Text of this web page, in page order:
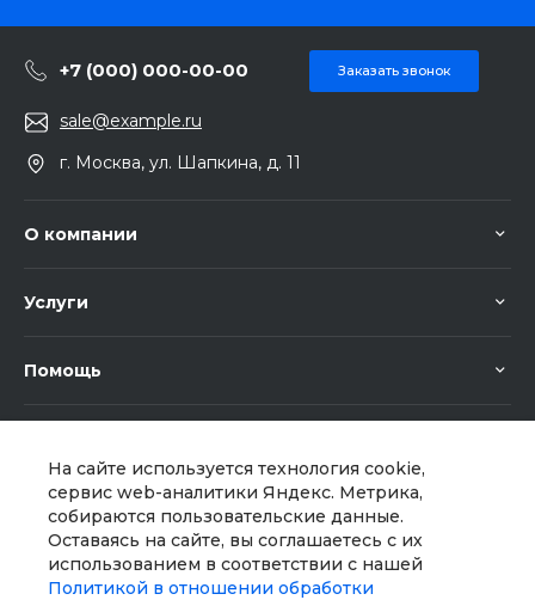
На сайте используется технология cookie,
сервис web-аналитики Яндекс. Метрика,
собираются пользовательские данные.
Оставаясь на сайте, вы соглашаетесь с их
использованием в соответствии с нашей
Политикой в отношении обработки
+7 (000) 000-00-00 Заказать звонок
sale@example.ru
г. Москва, ул. Шапкина, д. 11
О компании
Услуги
Помощь
Мы в соц. сетях